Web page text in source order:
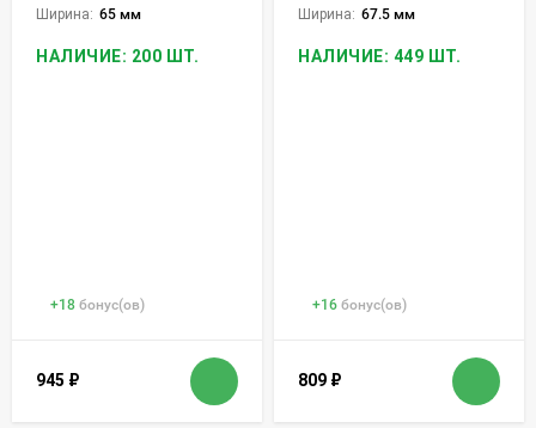
Ширина: 65 мм
НАЛИЧИЕ: 200 ШТ.
+18 бонус(ов)
945 ₽
Ширина: 67.5 мм
НАЛИЧИЕ: 449 ШТ.
+16 бонус(ов)
809 ₽